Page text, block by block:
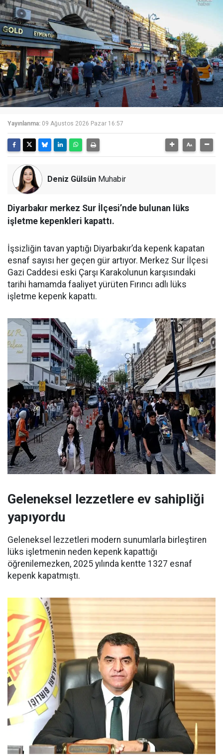
Yayınlanma: 09 Ağustos 2026 Pazar 16:57
Deniz Gülsün Muhabir
Diyarbakır merkez Sur İlçesi’nde bulunan lüks
işletme kepenkleri kapattı.
İşsizliğin tavan yaptığı Diyarbakır’da kepenk kapatan
esnaf sayısı her geçen gür artıyor. Merkez Sur İlçesi
Gazi Caddesi eski Çarşı Karakolunun karşısındaki
tarihi hamamda faaliyet yürüten Fırıncı adlı lüks
işletme kepenk kapattı.
Geleneksel lezzetlere ev sahipliği
yapıyordu
Geleneksel lezzetleri modern sunumlarla birleştiren
lüks işletmenin neden kepenk kapattığı
öğrenilemezken, 2025 yılında kentte 1327 esnaf
kepenk kapatmıştı.